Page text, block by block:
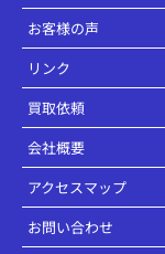
お客様の声
リンク
買取依頼
会社概要
アクセスマップ
お問い合わせ